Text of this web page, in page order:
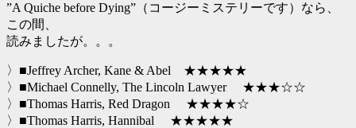
”A Quiche before Dying”（コージーミステリーです）なら、
この間、
読みましたが。。。
〉■Jeffrey Archer, Kane & Abel ★★★★★
〉■Michael Connelly, The Lincoln Lawyer ★★★☆☆
〉■Thomas Harris, Red Dragon ★★★★☆
〉■Thomas Harris, Hannibal ★★★★★